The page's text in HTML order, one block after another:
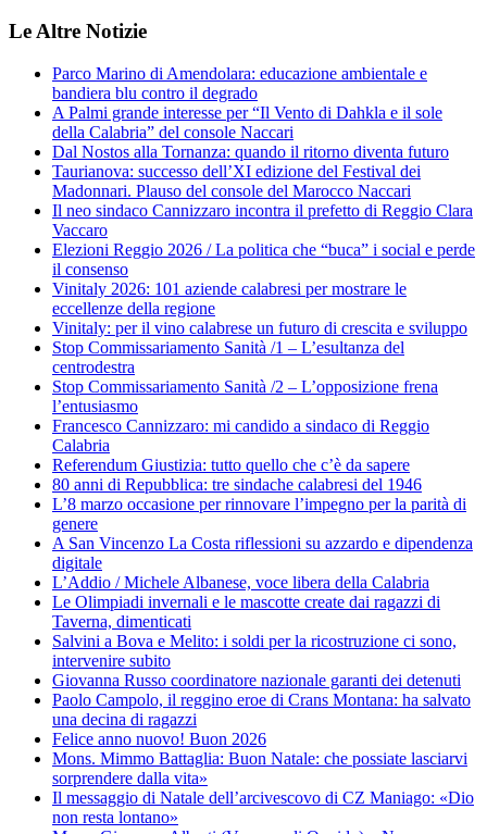
Le Altre Notizie
Parco Marino di Amendolara: educazione ambientale e
bandiera blu contro il degrado
A Palmi grande interesse per “Il Vento di Dahkla e il sole
della Calabria” del console Naccari
Dal Nostos alla Tornanza: quando il ritorno diventa futuro
Taurianova: successo dell’XI edizione del Festival dei
Madonnari. Plauso del console del Marocco Naccari
Il neo sindaco Cannizzaro incontra il prefetto di Reggio Clara
Vaccaro
Elezioni Reggio 2026 / La politica che “buca” i social e perde
il consenso
Vinitaly 2026: 101 aziende calabresi per mostrare le
eccellenze della regione
Vinitaly: per il vino calabrese un futuro di crescita e sviluppo
Stop Commissariamento Sanità /1 – L’esultanza del
centrodestra
Stop Commissariamento Sanità /2 – L’opposizione frena
l’entusiasmo
Francesco Cannizzaro: mi candido a sindaco di Reggio
Calabria
Referendum Giustizia: tutto quello che c’è da sapere
80 anni di Repubblica: tre sindache calabresi del 1946
L’8 marzo occasione per rinnovare l’impegno per la parità di
genere
A San Vincenzo La Costa riflessioni su azzardo e dipendenza
digitale
L’Addio / Michele Albanese, voce libera della Calabria
Le Olimpiadi invernali e le mascotte create dai ragazzi di
Taverna, dimenticati
Salvini a Bova e Melito: i soldi per la ricostruzione ci sono,
intervenire subito
Giovanna Russo coordinatore nazionale garanti dei detenuti
Paolo Campolo, il reggino eroe di Crans Montana: ha salvato
una decina di ragazzi
Felice anno nuovo! Buon 2026
Mons. Mimmo Battaglia: Buon Natale: che possiate lasciarvi
sorprendere dalla vita»
Il messaggio di Natale dell’arcivescovo di CZ Maniago: «Dio
non resta lontano»